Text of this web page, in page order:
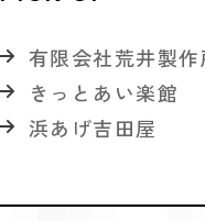
有限会社荒井製作
きっとあい楽館
浜あげ吉田屋